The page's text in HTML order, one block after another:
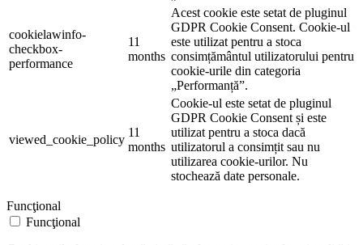
cookielawinfo-
checkbox-
performance
11
months
Acest cookie este setat de pluginul
GDPR Cookie Consent. Cookie-ul
este utilizat pentru a stoca
consimțământul utilizatorului pentru
cookie-urile din categoria
„Performanță”.
viewed_cookie_policy
11
months
Cookie-ul este setat de pluginul
GDPR Cookie Consent și este
utilizat pentru a stoca dacă
utilizatorul a consimțit sau nu
utilizarea cookie-urilor. Nu
stochează date personale.
Funcţional
Funcţional